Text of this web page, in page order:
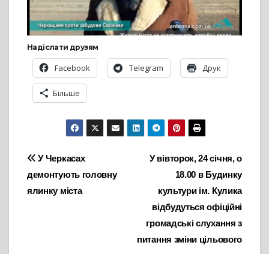
Надіслати друзям
Facebook Telegram Друк
Більше
Навігація
записів
У вівторок, 24 січня, о
18.00 в Будинку
культури ім. Кулика
відбудуться офіційні
громадські слухання з
питання зміни цільового
У Черкасах
демонтують головну
ялинку міста